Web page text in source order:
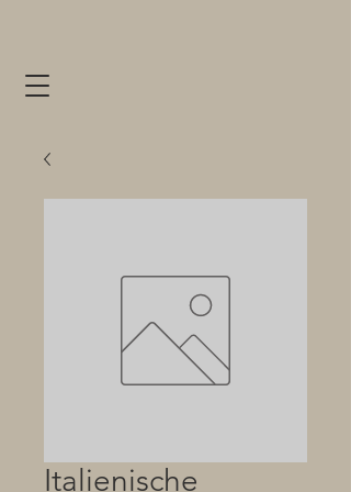
Italienische